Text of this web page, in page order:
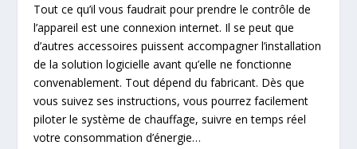
Tout ce qu’il vous faudrait pour prendre le contrôle de
l’appareil est une connexion internet. Il se peut que
d’autres accessoires puissent accompagner l’installation
de la solution logicielle avant qu’elle ne fonctionne
convenablement. Tout dépend du fabricant. Dès que
vous suivez ses instructions, vous pourrez facilement
piloter le système de chauffage, suivre en temps réel
votre consommation d’énergie…